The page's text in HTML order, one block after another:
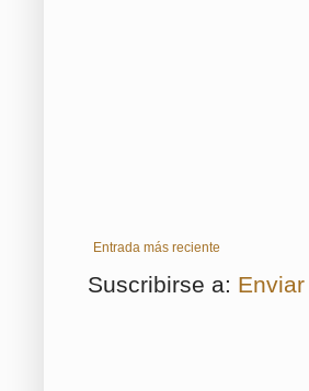
Entrada más reciente
Suscribirse a: